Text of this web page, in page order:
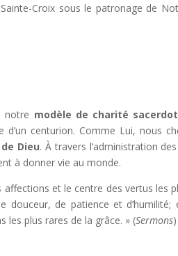
Croix sous le patronage de
notre modèle de charité
centurion. Comme Lui, nous
Dieu. À travers l’administration
à donner vie au monde.
affections et le centre des vertus les
douceur, de patience et
les plus rares de la grâce. » (Sermons)